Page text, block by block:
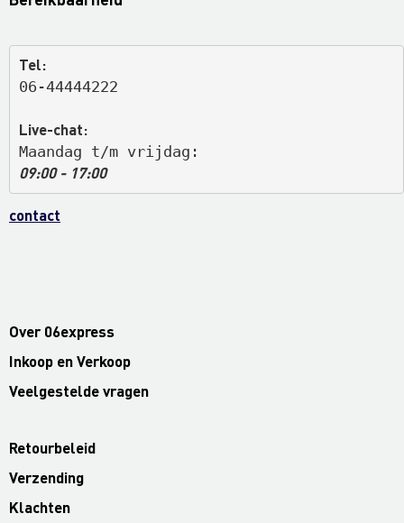
Tel:
06-44444222
Live-chat:
Maandag t/m vrijdag:
09:00 - 17:00
contact
Over 06express
Inkoop en Verkoop
Veelgestelde vragen
Retourbeleid
Verzending
Klachten